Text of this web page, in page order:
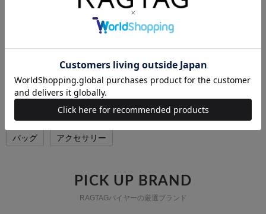
MAISON BOINETの他のカテゴリから探す
バッグ アクセサリー
PICK UP BRAND
RAGTAGバイヤーの厳選ブランド